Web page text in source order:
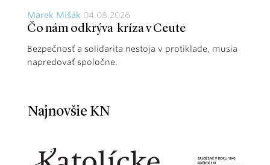
Marek Mišák 04.08.2026
Čo nám odkrýva kríza v Ceute
Bezpečnosť a solidarita nestoja v protiklade, musia
napredovať spoločne.
Najnovšie KN